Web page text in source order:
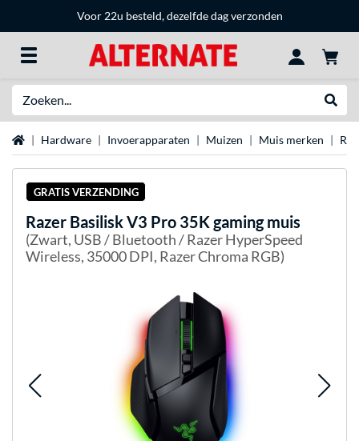
Voor 22u besteld, dezelfde dag verzonden
Home Hardware Invoerapparaten Muizen Muis merken
GRATIS VERZENDING
Razer Basilisk V3 Pro 35K gaming muis
(Zwart, USB / Bluetooth / Razer HyperSpeed
Wireless, 35000 DPI, Razer Chroma RGB)